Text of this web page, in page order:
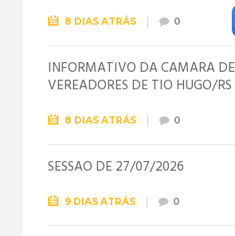
8 DIAS ATRÁS 0
INFORMATIVO DA CÂMARA DE
VEREADORES DE TIO HUGO/RS
8 DIAS ATRÁS 0
SESSÃO DE 27/07/2026
9 DIAS ATRÁS 0